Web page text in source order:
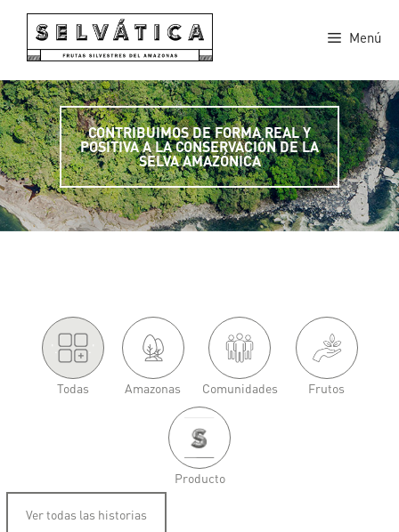
contenido
Menú
CONTRIBUIMOS DE FORMA REAL Y
POSITIVA A LA CONSERVACIÓN DE LA
SELVA AMAZÓNICA
.'
Todas Amazonas Comunidades Frutos
Producto
Ver todas las historias